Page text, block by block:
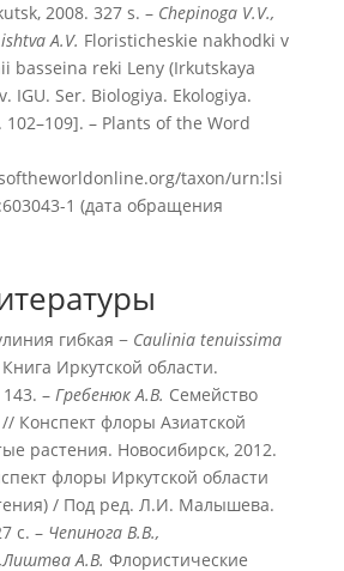
2008. 327 s. – Chepinoga V.V.,
A.V. Floristicheskie nakhodki v
basseina reki Leny (Irkutskaya
IGU. Ser. Biologiya. Ekologiya.
– Plants of the Word
taxon/urn:lsi
1 (дата обращения
гибкая − Caulinia tenuissima
Иркутской области.
– Гребенюк А.В. Семейство
Конспект флоры Азиатской
растения. Новосибирск, 2012.
флоры Иркутской области
/ Под ред. Л.И. Малышева.
с. – Чепинога В.В.,
Лиштва А.В. Флористические